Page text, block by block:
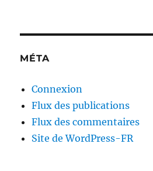
MÉTA
Connexion
Flux des publications
Flux des commentaires
Site de WordPress-FR